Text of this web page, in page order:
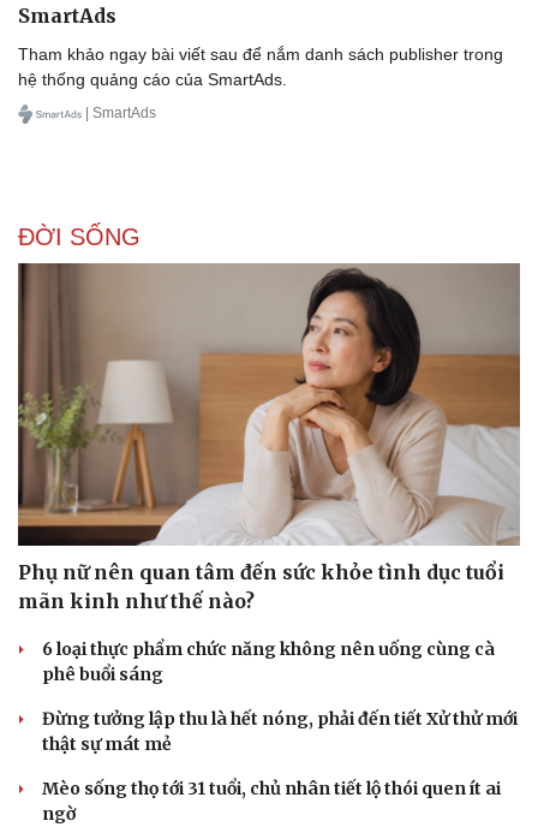
Sức khỏe
Dinh dưỡng - món ngon
Đời sống
SmartAds
Tham khảo ngay bài viết sau để nắm danh sách publisher trong
hệ thống quảng cáo của SmartAds.
| SmartAds
ĐỜI SỐNG
Phụ nữ nên quan tâm đến sức khỏe tình dục tuổi
mãn kinh như thế nào?
6 loại thực phẩm chức năng không nên uống cùng cà
phê buổi sáng
Đừng tưởng lập thu là hết nóng, phải đến tiết Xử thử mới
thật sự mát mẻ
Mèo sống thọ tới 31 tuổi, chủ nhân tiết lộ thói quen ít ai
ngờ